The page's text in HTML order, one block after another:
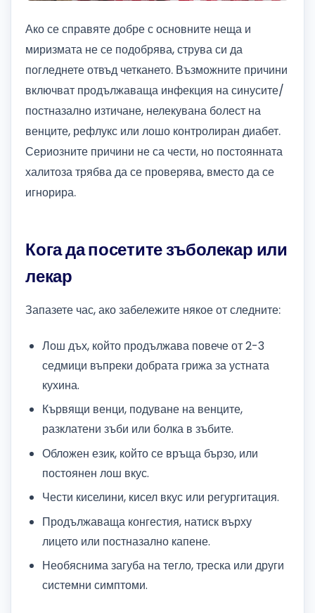
Ако се справяте добре с основните неща и
миризмата не се подобрява, струва си да
погледнете отвъд четкането. Възможните причини
включват продължаваща инфекция на синусите/
постназално изтичане, нелекувана болест на
венците, рефлукс или лошо контролиран диабет.
Сериозните причини не са чести, но постоянната
халитоза трябва да се проверява, вместо да се
игнорира.
Кога да посетите зъболекар или
лекар
Запазете час, ако забележите някое от следните:
Лош дъх, който продължава повече от 2-3
седмици въпреки добрата грижа за устната
кухина.
Кървящи венци, подуване на венците,
разклатени зъби или болка в зъбите.
Обложен език, който се връща бързо, или
постоянен лош вкус.
Чести киселини, кисел вкус или регургитация.
Продължаваща конгестия, натиск върху
лицето или постназално капене.
Необяснима загуба на тегло, треска или други
системни симптоми.